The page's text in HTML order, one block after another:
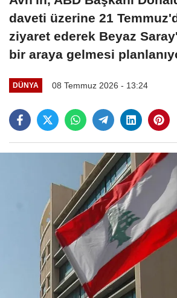
daveti üzerine 21
ziyaret ederek Beyaz
bir araya gelmesi
DÜNYA 08 Temmuz 2026 - 13:24